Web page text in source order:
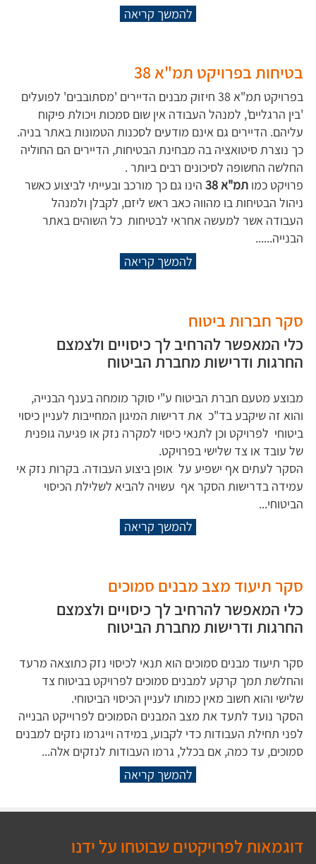
להמשך קריאה
בטיחות בפרויקט תמ"א 38
בפרויקט תמ"א 38 חיזוק מבנים הדיירים 'מסתובבים' לפועלים
'בין הרגליים', למנהל העבודה אין שום סמכות ויכולת פיקוח
עליהם. הדיירים גם אינם מודעים לסכנות הטמונות באתר בניה.
כך נוצרת סיטואציה בה מבחינת הבטיחות, הדיירים הם החוליה
החלשה החשופה לסיכונים רבים ביותר .
פרויקט כמו תמ"א 38
הינו גם כך מורכב ובעייתי לביצוע כאשר
ניהול הבטיחות בו מהווה כאב ראש ליזם, לקבלן ולמנהל
העבודה אשר למעשה אחראי לבטיחות כל השוהים באתר
הבנייה......
להמשך קריאה
סקר חברות ביטוח
כלי המאפשר להרחיב לך כיסויים ולצמצם
החרגות ודרישות מחברת הביטוח
מבוצע מטעם חברת הביטוח ע"י סוקר מומחה בענף הבנייה,
והוא זה שיקבע בד"כ את דרישות המיגון המחייבות לעניין כיסוי
ביטוחי לפרויקט וכן לתנאי כיסוי למקרה נזק או פגיעה גופנית
של עובד או צד שלישי בפרויקט.
הסקר לעתים אף ישפיע על אופן ביצוע העבודה. בקרות נזק אי
עמידה בדרישות הסקר אף עשויה להביא לשלילת הכיסוי
הביטוחי...
להמשך קריאה
סקר תיעוד מצב מבנים סמוכים
כלי המאפשר להרחיב לך כיסויים ולצמצם
החרגות ודרישות מחברת הביטוח
סקר תיעוד מבנים סמוכים הוא תנאי לכיסוי נזק כתוצאה מרעד
והחלשת תמך קרקע למבנים סמוכים לפרויקט בביטוח צד
שלישי והוא חשוב מאין כמותו לעניין הכיסוי הביטוחי.
הסקר נועד לתעד את מצב המבנים הסמוכים לפרוייקט הבנייה
לפני תחילת העבודות כדי לקבוע, במידה וייגרמו נזקים למבנים
סמוכים, עד כמה, אם בכלל, גרמו העבודות לנזקים אלה...
להמשך קריאה
דוגמאות לפרויקטים שבוטחו על ידנו